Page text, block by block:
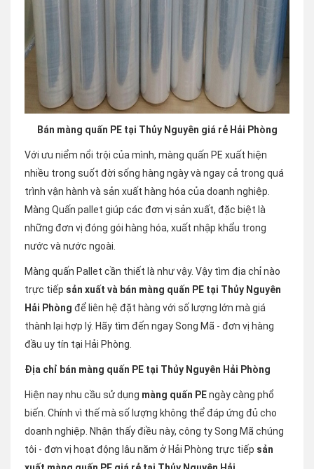
Bán màng quấn PE tại Thủy Nguyên giá rẻ Hải Phòng
Với ưu niểm nổi trội của mình, màng quấn PE xuất hiện
nhiều trong suốt đời sống hàng ngày và ngay cả trong quá
trình vận hành và sản xuất hàng hóa của doanh nghiệp.
Màng Quấn pallet giúp các đơn vị sản xuất, đặc biệt là
những đơn vị đóng gói hàng hóa, xuất nhập khẩu trong
nước và nước ngoài.
Màng quấn Pallet cần thiết là như vậy. Vậy tìm địa chỉ nào
trực tiếp sản xuất và bán màng quấn PE tại Thủy Nguyên
Hải Phòng để liên hệ đặt hàng với số lượng lớn mà giá
thành lại hợp lý. Hãy tìm đến ngay Song Mã - đơn vị hàng
đầu uy tín tại Hải Phòng.
Địa chỉ bán màng quấn PE tại Thủy Nguyên Hải Phòng
Hiện nay nhu cầu sử dụng màng quấn PEngày càng phổ
biến. Chính vì thế mà số lượng không thể đáp ứng đủ cho
doanh nghiệp. Nhận thấy điều này, công ty Song Mã chúng
tôi - đơn vị hoạt động lâu năm ở Hải Phòng trực tiếp sản